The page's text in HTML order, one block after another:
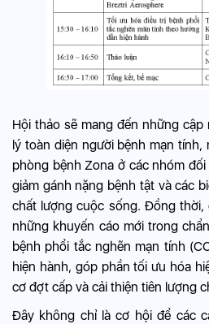
Hội thảo sẽ mang đến những
lý toàn diện người bệnh mạn
phòng bệnh Zona ở các nhóm
giảm gánh nặng bệnh tật và các
chất lượng cuộc sống. Đồng
những khuyến cáo mới trong
bệnh phổi tắc nghẽn mạn tính
hiện hành, góp phần tối ưu hóa
cơ đợt cấp và cải thiện tiên lượng
Đây không chỉ là cơ hội để các